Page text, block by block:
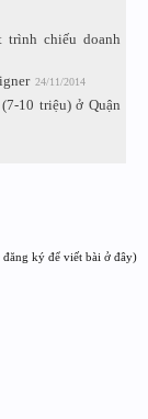
trình chiếu doanh
24/11/2014
10 triệu) ở Quận
đăng ký để viết bài ở đây)